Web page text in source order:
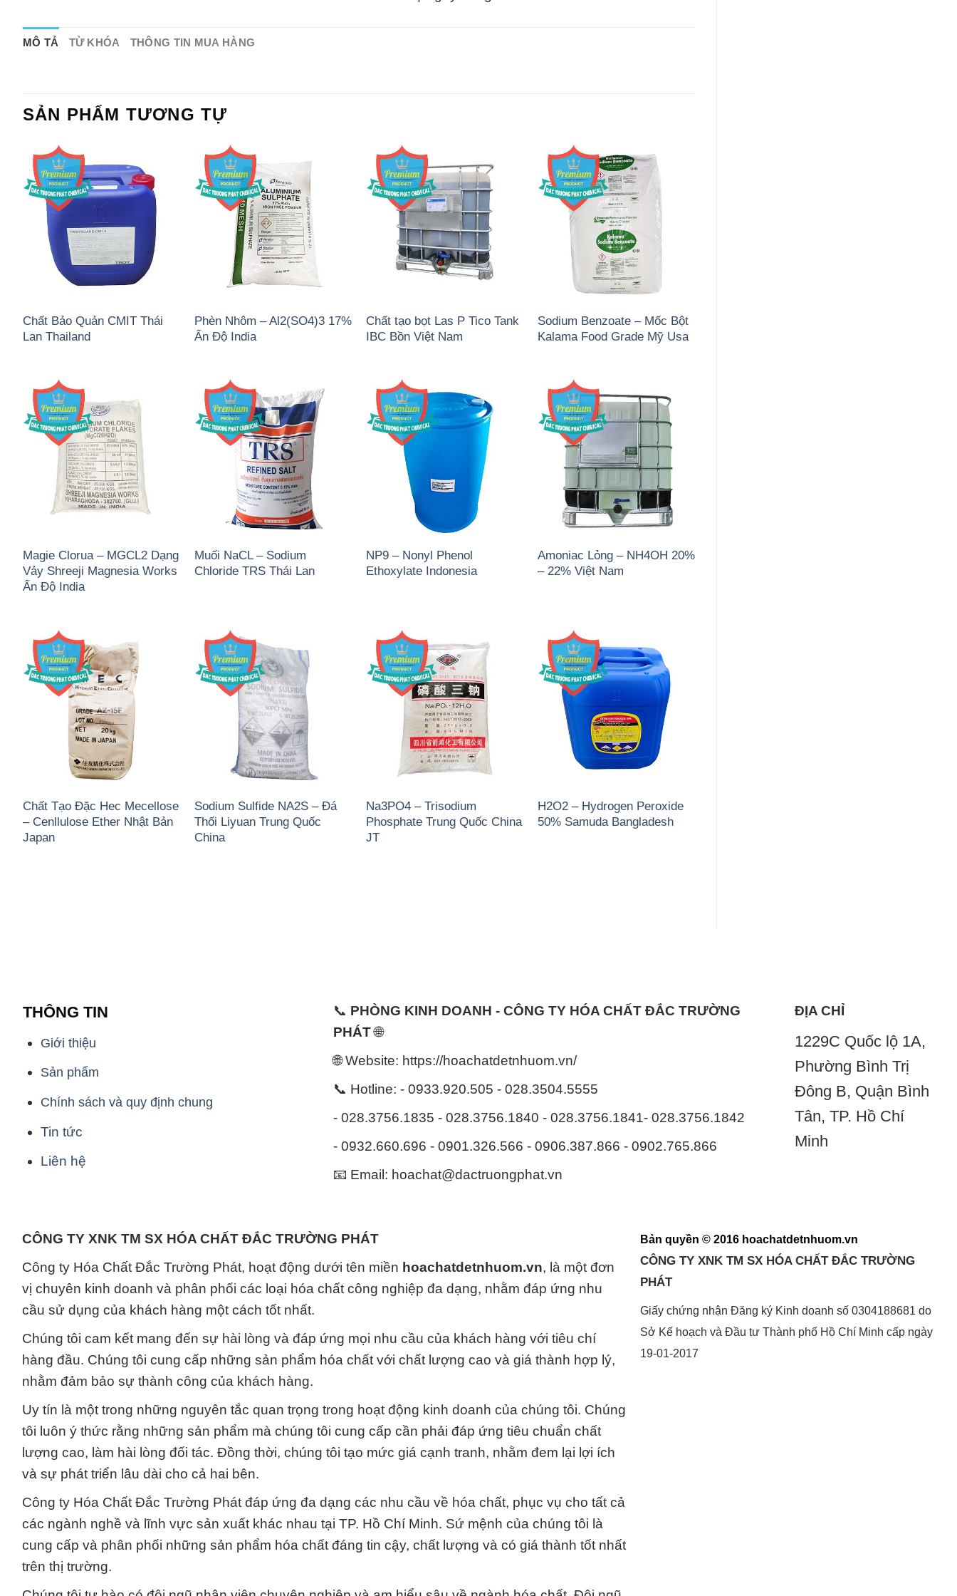
MÔ TẢ TỪ KHÓA THÔNG TIN MUA HÀNG
SẢN PHẨM TƯƠNG TỰ
Chất Bảo Quản CMIT Thái
Lan Thailand
Phèn Nhôm – Al2(SO4)3 17%
Ấn Độ India
Chất tạo bọt Las P Tico Tank
IBC Bồn Việt Nam
Sodium Benzoate – Mốc Bột
Kalama Food Grade Mỹ Usa
Magie Clorua – MGCL2 Dạng
Vảy Shreeji Magnesia Works
Ấn Độ India
Muối NaCL – Sodium
Chloride TRS Thái Lan
NP9 – Nonyl Phenol
Ethoxylate Indonesia
Amoniac Lỏng – NH4OH 20%
– 22% Việt Nam
Chất Tạo Đặc Hec Mecellose
– Cenllulose Ether Nhật Bản
Japan
Sodium Sulfide NA2S – Đá
Thối Liyuan Trung Quốc
China
Na3PO4 – Trisodium
Phosphate Trung Quốc China
JT
H2O2 – Hydrogen Peroxide
50% Samuda Bangladesh
THÔNG TIN
Giới thiệu
Sản phẩm
Chính sách và quy định chung
Tin tức
Liên hệ
📞 PHÒNG KINH DOANH - CÔNG TY HÓA CHẤT ĐẮC TRƯỜNG
PHÁT🌐
🌐 Website: https://hoachatdetnhuom.vn/
📞 Hotline: - 0933.920.505 - 028.3504.5555
- 028.3756.1835 - 028.3756.1840 - 028.3756.1841- 028.3756.1842
- 0932.660.696 - 0901.326.566 - 0906.387.866 - 0902.765.866
📧 Email: hoachat@dactruongphat.vn
ĐỊA CHỈ
1229C Quốc lộ 1A,
Phường Bình Trị
Đông B, Quận Bình
Tân, TP. Hồ Chí
Minh
CÔNG TY XNK TM SX HÓA CHẤT ĐẮC TRƯỜNG PHÁT
Công ty Hóa Chất Đắc Trường Phát, hoạt động dưới tên miền hoachatdetnhuom.vn, là một đơn
vị chuyên kinh doanh và phân phối các loại hóa chất công nghiệp đa dạng, nhằm đáp ứng nhu
cầu sử dụng của khách hàng một cách tốt nhất.
Chúng tôi cam kết mang đến sự hài lòng và đáp ứng mọi nhu cầu của khách hàng với tiêu chí
hàng đầu. Chúng tôi cung cấp những sản phẩm hóa chất với chất lượng cao và giá thành hợp lý,
nhằm đảm bảo sự thành công của khách hàng.
Uy tín là một trong những nguyên tắc quan trọng trong hoạt động kinh doanh của chúng tôi. Chúng
tôi luôn ý thức rằng những sản phẩm mà chúng tôi cung cấp cần phải đáp ứng tiêu chuẩn chất
lượng cao, làm hài lòng đối tác. Đồng thời, chúng tôi tạo mức giá cạnh tranh, nhằm đem lại lợi ích
và sự phát triển lâu dài cho cả hai bên.
Công ty Hóa Chất Đắc Trường Phát đáp ứng đa dạng các nhu cầu về hóa chất, phục vụ cho tất cả
các ngành nghề và lĩnh vực sản xuất khác nhau tại TP. Hồ Chí Minh. Sứ mệnh của chúng tôi là
cung cấp và phân phối những sản phẩm hóa chất đáng tin cậy, chất lượng và có giá thành tốt nhất
trên thị trường.
Bản quyền © 2016 hoachatdetnhuom.vn
CÔNG TY XNK TM SX HÓA CHẤT ĐẮC TRƯỜNG
PHÁT
Giấy chứng nhận Đăng ký Kinh doanh số 0304188681 do
Sở Kế hoạch và Đầu tư Thành phố Hồ Chí Minh cấp ngày
19-01-2017